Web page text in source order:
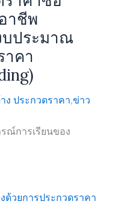
าชีพ
บประมาณ
าคา
ง ประกวดราคา,ข่าว
ณ์การเรียนของ